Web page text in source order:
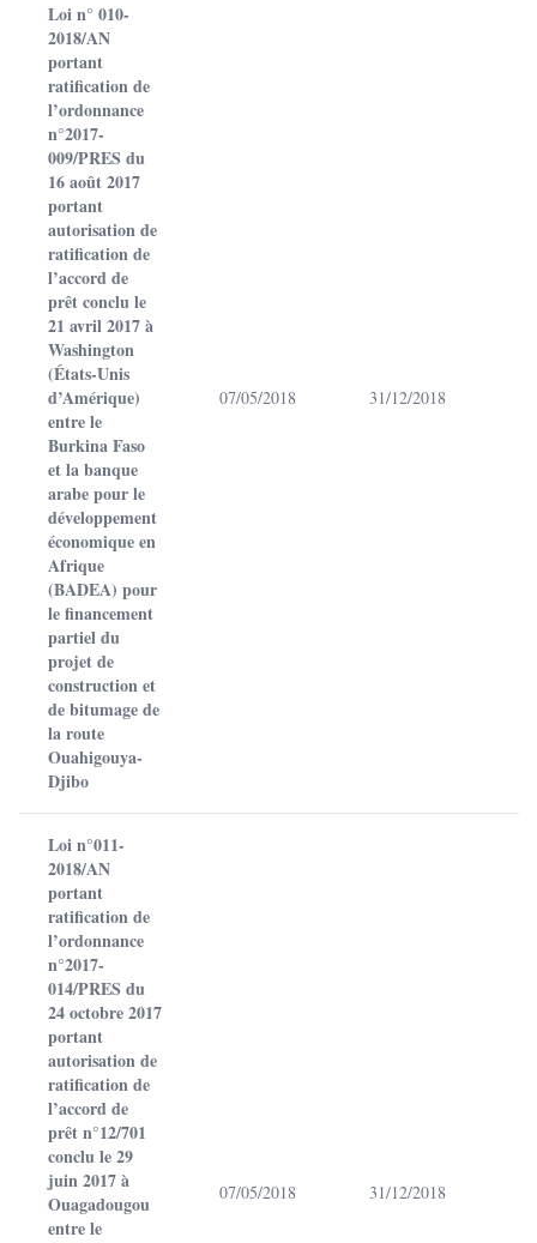
Loi n° 010-
2018/AN
portant
ratification de
l’ordonnance
n°2017-
009/PRES du
16 août 2017
portant
autorisation de
ratification de
l’accord de
prêt conclu le
21 avril 2017 à
Washington
(États-Unis
d’Amérique)
entre le
Burkina Faso
et la banque
arabe pour le
développement
économique en
Afrique
(BADEA) pour
le financement
partiel du
projet de
construction et
de bitumage de
la route
Ouahigouya-
Djibo
07/05/2018 31/12/2018
Loi n°011-
2018/AN
portant
ratification de
l’ordonnance
n°2017-
014/PRES du
24 octobre 2017
portant
autorisation de
ratification de
l’accord de
prêt n°12/701
conclu le 29
juin 2017 à
Ouagadougou
entre le
07/05/2018 31/12/2018